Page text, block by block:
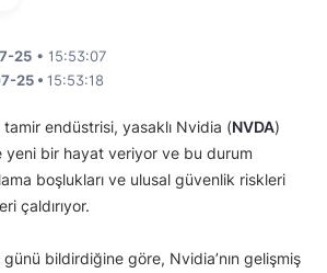
25 • 15:53:07
25 • 15:53:18
tamir endüstrisi, yasaklı Nvidia (NVDA)
bir hayat veriyor ve bu durum
boşlukları ve ulusal güvenlik riskleri
çaldırıyor.
günü bildirdiğine göre, Nvidia’nın gelişmiş